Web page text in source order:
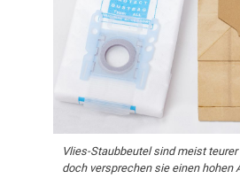
Vlies-Staubbeutel sind meist
doch versprechen sie einen hohen